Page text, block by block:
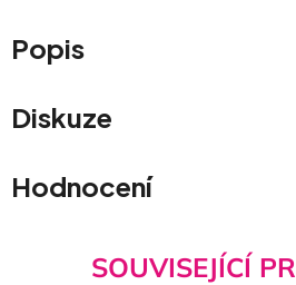
Popis
Diskuze
Hodnocení
SOUVISEJÍCÍ